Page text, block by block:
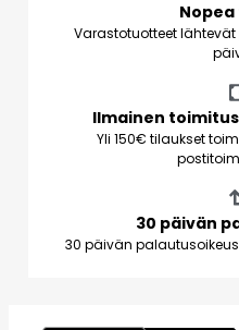
Varastotuotteet
Ilmainen
Yli 150€ tilaukset
30 päivän
30 päivän